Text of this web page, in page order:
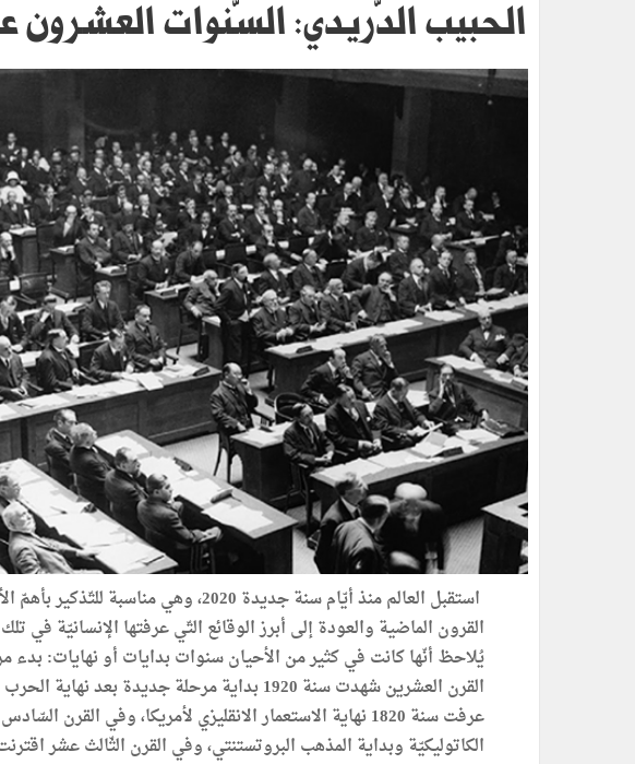
الحبيب الدّريدي: السّنوات العشرون
استقبل العالم منذ أيّام سنة جديدة 2020،
القرون الماضية والعودة إلى أبرز الوقائع التّي عرفتها الإنسانيّة في
يُلاحظ أنّها كانت في كثير من الأحيان سنوات بدايات أو نهايات: بدء
القرن العشرين شهدت سنة 1920 بداية مرحلة جديدة
الكاتوليكيّة وبداية المذهب البروتستنتي، وفي القرن الثّالث عشر اقترنت سنة 1220 بنهاية الحروب